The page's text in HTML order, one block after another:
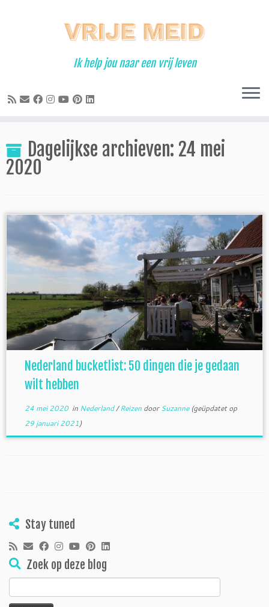
Ik help jou naar een vrij leven
Dagelijkse archieven: 24 mei
2020
Nederland bucketlist: 50 dingen die je gedaan
wilt hebben
24 mei 2020in Nederland/Reizen doorSuzanne(geüpdatet op
29 januari 2021)
Stay tuned
Zoek op deze blog
Zoeken
naar: